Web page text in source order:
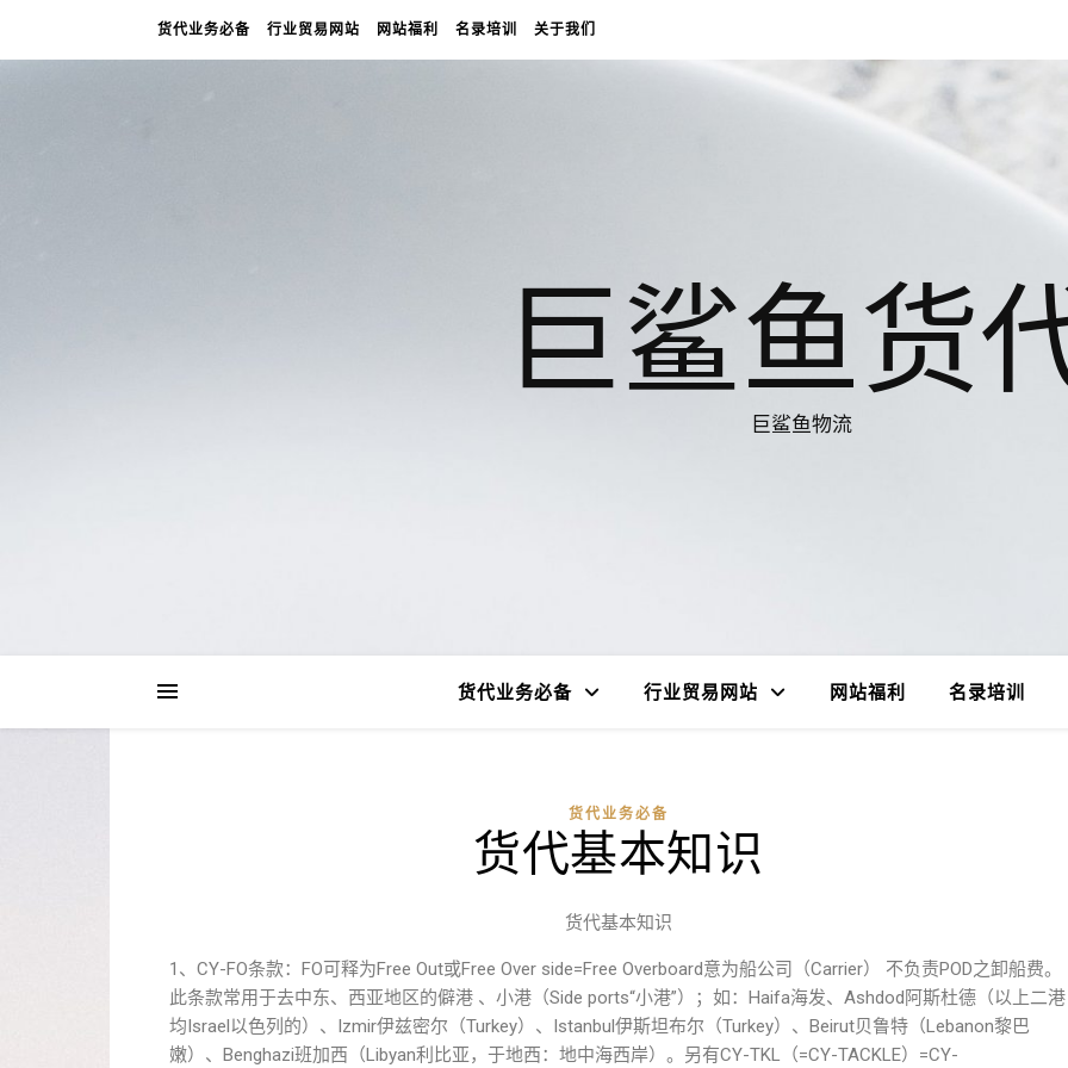
货代业务必备 行业贸易网站 网站福利 名录培训 关于我们
巨鲨鱼货
巨鲨鱼物流
货代业务必备 行业贸易网站 网站福利 名录培训
货代业务必备
货代基本知识
货代基本知识
1、CY-FO条款：FO可释为Free Out或Free Over side=Free Overboard意为船公司（Carrier） 不负责POD之卸船费。
此条款常用于去中东、西亚地区的僻港 、小港（Side ports“小港”）；如：Haifa海发、Ashdod阿斯杜德（以上二港
均Israel以色列的）、Izmir伊兹密尔（Turkey）、Istanbul伊斯坦布尔（Turkey）、Beirut贝鲁特（Lebanon黎巴
嫩）、Benghazi班加西（Libyan利比亚，于地西：地中海西岸）。另有CY-TKL（=CY-TACKLE）=CY-